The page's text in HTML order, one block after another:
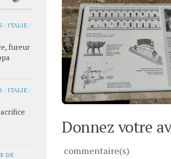
Donnez votre
commentaire(s)
/ ITALIE /
fureur
/ ITALIE /
DE